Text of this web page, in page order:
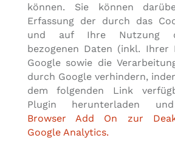
können. Sie können
Erfassung der durch das
und auf Ihre Nutzung
bezogenen Daten (inkl. Ihrer
Google sowie die
durch Google verhindern,
dem folgenden Link
Plugin herunterladen
Browser Add On zur
Google Analytics.